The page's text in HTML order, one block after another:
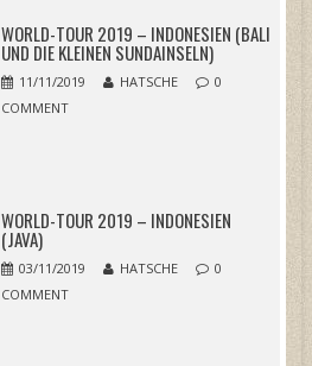
WORLD-TOUR 2019 – INDONESIEN (BALI
UND DIE KLEINEN SUNDAINSELN)
11/11/2019 HATSCHE
0
COMMENT
WORLD-TOUR 2019 – INDONESIEN
(JAVA)
03/11/2019 HATSCHE
0
COMMENT